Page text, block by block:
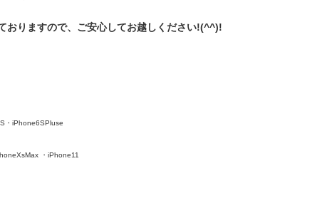
おりますので、ご安心してお越しください!(^^)!
・iPhone6SPluse
・iPhone11